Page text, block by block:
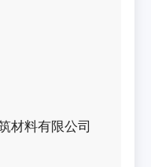
材料有限公司